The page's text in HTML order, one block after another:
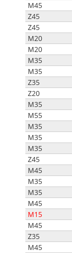
M45
Z45
Z45
M20
M20
M35
M35
Z35
Z20
M35
M55
M35
M35
M35
Z45
M45
M35
M35
M45
M15
M45
Z35
M45